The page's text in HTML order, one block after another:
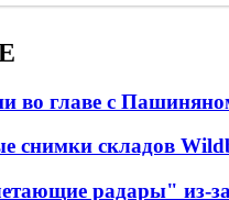
во главе с
снимки складов
радары" из-